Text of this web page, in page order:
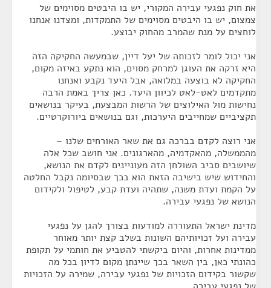
את חוק נפגעי עבירה המקורי, יש בו היבטים מסוימים של
צמצום, יש בו היבטים מסוימים של התמקדות, ומצדנו אנחנו
לוחצים על מנת שהמרב מהחוק יבוצע.
אני יכול לומר לזכותה של יעל דיין, שבמעשה החקיקה הזה
היא זרקה את העוגן למרחק מסוים, הוא נתקע באיזה מקום,
החקיקה לא בוצעה במלואה, אבל היעד נקבע ואנחנו
מתקדמים לאט-לאט לכיוון היעד. כאן צריך באמת הרבה
נחישות מול האילוצים של הרשות המבצעת, בעיקר בנושאים
תקציביים שמחייבים היערכות, וגם בנושאים ביורוקרטיים.
אני רוצה לקדם בברכה גם את שאר האורחים שלנו –
מהממשלה, מהאקדמיה, מהארגונים. אני חושב שכל אלה
שיושבים סביב השולחן הזה מעוניינים לקדם את הנושא,
והחידוש שיש בישיבה הזאת הוא בכך שבסיומה נקבל החלטה
על הקמת ועדת משנה, שתהיה ועדת קבע, לטיפול ולקידום
הנושא של נפגעי עבירה.
מדינת ישראל התעוררה למודעות בצורך להגן על נפגעי
עבירה ועל זכויותיהם השונות בשלב קצת יותר מאוחר
ממדינות אחרות, והיום ביקשתי להטביע את חותמי על תקופת
כהונתי כאן, בין השאר בכך שיינתן מקום לדיון בכל מה
שקשור בקידום הזכויות של נפגעי עבירה, שמירה על הזכויות